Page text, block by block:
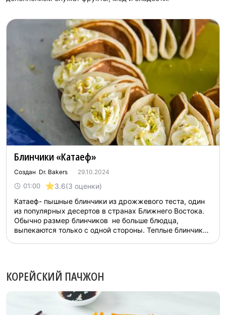
Блинчики «Катаеф»
Создан Dr. Bakers 29.10.2024
01:00 3.6(3 оценки)
Катаеф- пышные блинчики из дрожжевого теста, один
из популярных десертов в странах Ближнего Востока.
Обычно размер блинчиков не больше блюдца,
выпекаются только с одной стороны. Теплые блинчики
КОРЕЙСКИЙ ПАЧЖОН